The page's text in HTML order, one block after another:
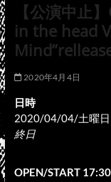
【公演中止
in the head
2020年4月4日
日時
2020/04/04/土曜日
終日
OPEN/START